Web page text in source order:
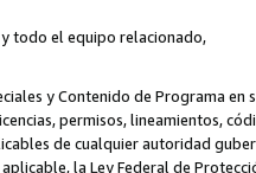
todo el equipo relacionado,
y Contenido de Programa
permisos, lineamientos,
de cualquier autoridad
la Ley Federal de